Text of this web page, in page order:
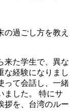
の過ごし方を教え
来た学生で、異な
な経験になりまし
って会話し、一緒
ました。 特にサ
拶を、台湾のルー